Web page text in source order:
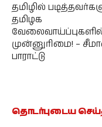
தமிழில்
தமிழக
முன்னுரிமை! –
பாராட்டு
தொடர்புடைய